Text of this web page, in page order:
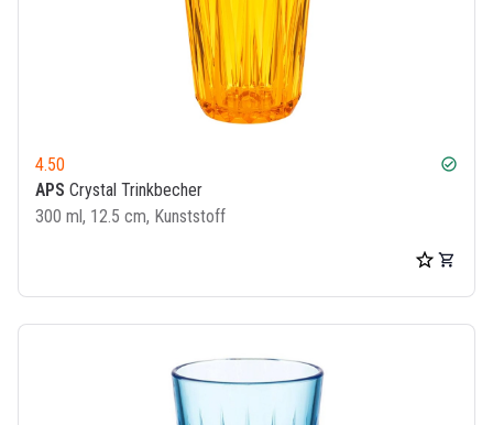
4.50 check_circle
APS Crystal Trinkbecher
300 ml, 12.5 cm, Kunststoff